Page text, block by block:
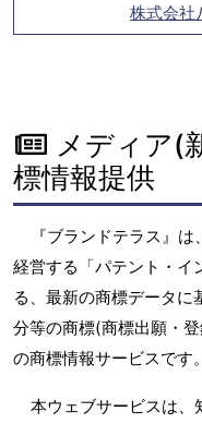
株式会社
メディア(
標情報提供
『ブランドテラス』
経営する「パテント・イ
る、最新の商標データに
分等の商標(商標出願・
の商標情報サービスです。
本ウェブサービスは、